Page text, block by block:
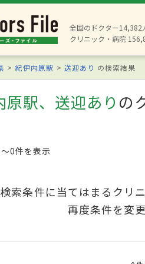
全国のドクター14,382
クリニック・病院
紀伊内原駅 送迎あり の検索結果
原駅、送迎あり の
0件を表示
検索条件に当てはまるクリ
再度条件を変